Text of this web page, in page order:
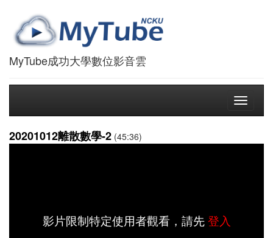
MyTube成功大學數位影音雲
Toggle
20201012離散數學-2 (45:36)
影片限制特定使用者觀看，請先登入